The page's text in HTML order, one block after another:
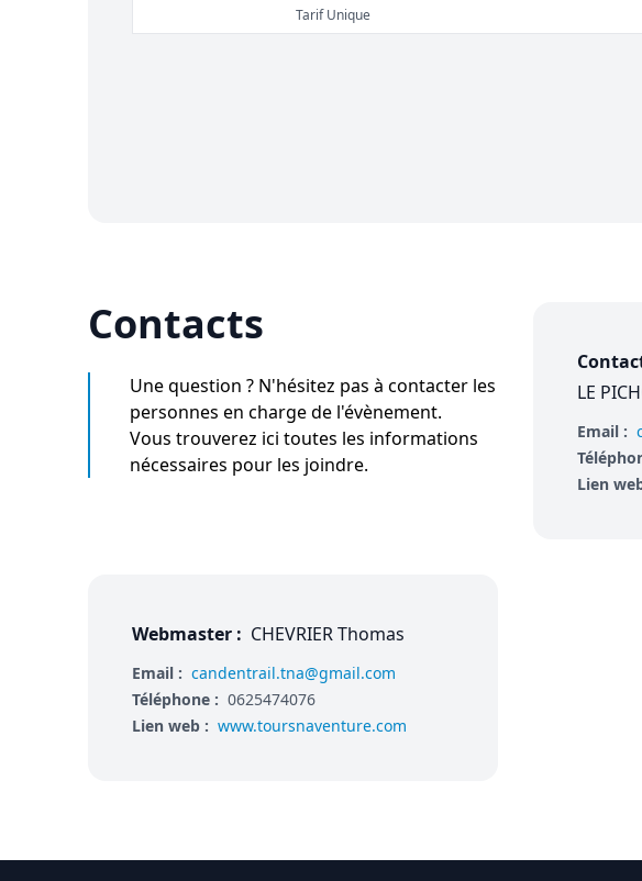
Tarif Unique
Contacts
Une question ? N'hésitez pas à contacter les
personnes en charge de l'évènement.
Vous trouverez ici toutes les informations
nécessaires pour les joindre.
LE
Email :
Lien
Webmaster : CHEVRIER Thomas
Email : candentrail.tna@gmail.com
Téléphone : 0625474076
Lien web : www.toursnaventure.com